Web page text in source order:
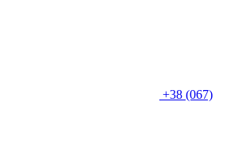
+38 (067)